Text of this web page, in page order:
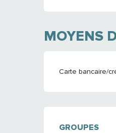
MOYENS
Carte bancaire/
GROUPES
GROUPES